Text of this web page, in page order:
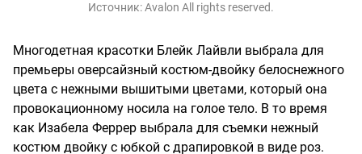
Источник:Avalon All rights reserved.
Многодетная красотки Блейк Лайвли выбрала для
премьеры оверсайзный костюм-двойку белоснежного
цвета с нежными вышитыми цветами, который она
провокационному носила на голое тело. В то время
как Изабела Феррер выбрала для съемки нежный
костюм двойку с юбкой с драпировкой в виде роз.